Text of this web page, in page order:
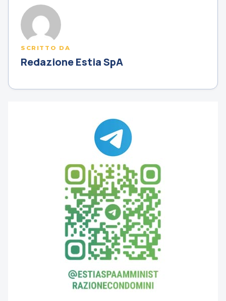
SCRITTO DA
Redazione Estia SpA